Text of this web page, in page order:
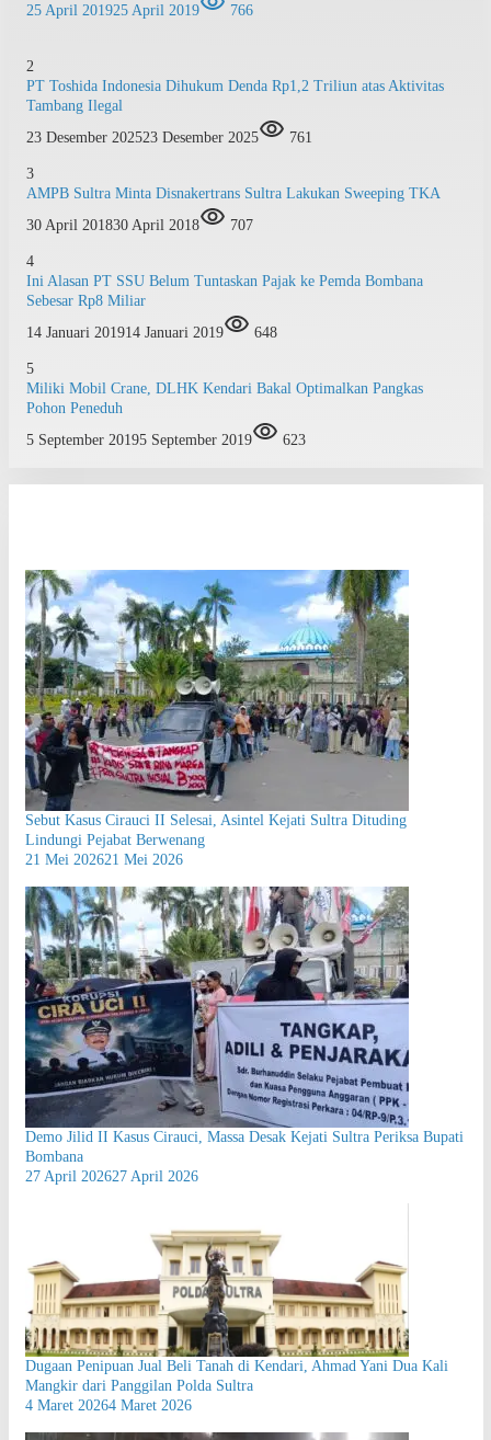
25 April 201925 April 2019 766
2
PT Toshida Indonesia Dihukum Denda Rp1,2 Triliun atas Aktivitas
Tambang Ilegal
23 Desember 202523 Desember 2025 761
3
AMPB Sultra Minta Disnakertrans Sultra Lakukan Sweeping TKA
30 April 201830 April 2018 707
4
Ini Alasan PT SSU Belum Tuntaskan Pajak ke Pemda Bombana
Sebesar Rp8 Miliar
14 Januari 201914 Januari 2019 648
5
Miliki Mobil Crane, DLHK Kendari Bakal Optimalkan Pangkas
Pohon Peneduh
5 September 20195 September 2019 623
Sebut Kasus Cirauci II Selesai, Asintel Kejati Sultra Dituding
Lindungi Pejabat Berwenang
21 Mei 202621 Mei 2026
Demo Jilid II Kasus Cirauci, Massa Desak Kejati Sultra Periksa Bupati
Bombana
27 April 202627 April 2026
Dugaan Penipuan Jual Beli Tanah di Kendari, Ahmad Yani Dua Kali
Mangkir dari Panggilan Polda Sultra
4 Maret 20264 Maret 2026